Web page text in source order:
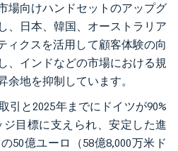
場向けハンドセットのアップグ
、日本、韓国、オーストラリア
ィクスを活用して顧客体験の向
、インドなどの市場における規
地を抑制しています。
引と2025年までにドイツが90%
目標に支えられ、安定した進
50億ユーロ（58億8,000万米ド